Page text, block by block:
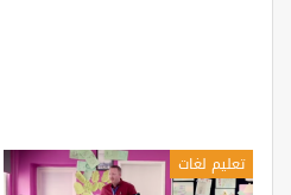
تعليم لغات